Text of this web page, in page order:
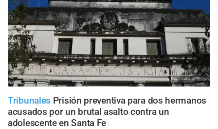
Tribunales Prisión preventiva para dos hermanos
acusados por un brutal asalto contra un
adolescente en Santa Fe